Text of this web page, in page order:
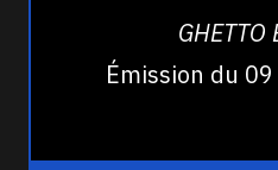
GHETTO
Émission du